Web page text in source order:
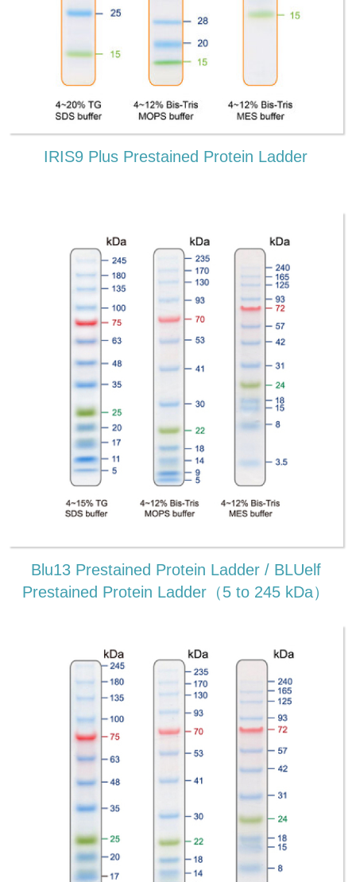
IRIS9 Plus Prestained Protein Ladder
Blu13 Prestained Protein Ladder / BLUelf
Prestained Protein Ladder（5 to 245 kDa）